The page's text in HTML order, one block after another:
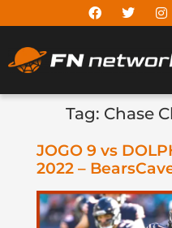
Tag: Chase
JOGO 9 vs
2022 –